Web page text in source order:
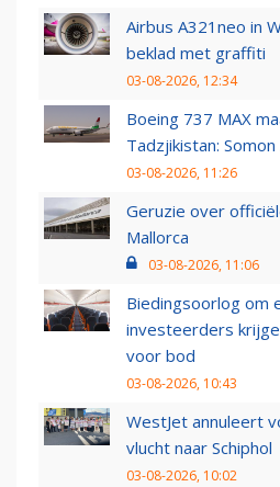
Airbus A321neo in
beklad met graffiti
03-08-2026, 12:34
Boeing 737 MAX
Tadzjikistan:
03-08-2026, 11:26
Geruzie over
Mallorca
03-08-2026, 11:06
Biedingsoorlog om
investeerders
voor bod
03-08-2026, 10:43
WestJet annuleert
vlucht naar Schiphol
03-08-2026, 10:02